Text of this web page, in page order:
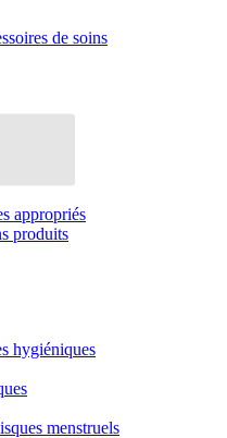
de soins
appropriés
produits
hygiéniques
menstruels